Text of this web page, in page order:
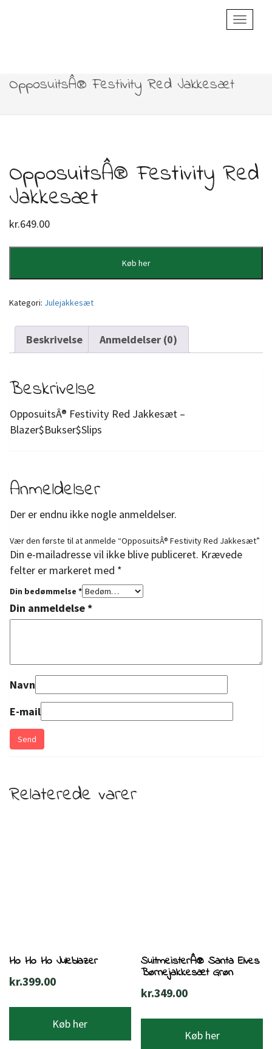
Toggle
OpposuitsÂ® Festivity Red Jakkesæt
OpposuitsÂ® Festivity Red
Jakkesæt
kr.649.00
Køb her
Kategori: Julejakkesæt
Beskrivelse Anmeldelser (0)
Beskrivelse
OpposuitsÂ® Festivity Red Jakkesæt –
Blazer$Bukser$Slips
Anmeldelser
Der er endnu ikke nogle anmeldelser.
Vær den første til at anmelde “OpposuitsÂ® Festivity Red Jakkesæt”
Din e-mailadresse vil ikke blive publiceret. Krævede
felter er markeret med *
Din bedømmelse *
Din anmeldelse*
Navn
E-mail
Relaterede varer
Ho Ho Ho Juleblazer
kr.399.00
Køb her
SuitmeisterÂ® Santa Elves
Børnejakkesæt Grøn
kr.349.00
Køb her